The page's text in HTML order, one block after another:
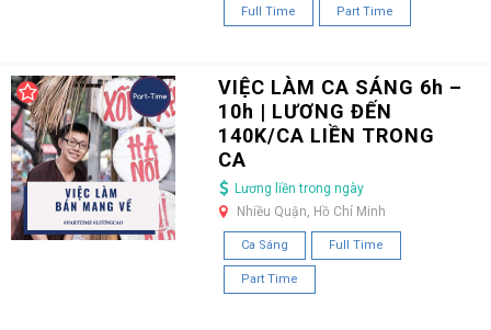
Full Time Part Time
VIỆC LÀM CA SÁNG 6h –
10h | LƯƠNG ĐẾN
140K/CA LIỀN TRONG
CA
Lương liền trong ngày
Nhiều Quận, Hồ Chí Minh
Ca Sáng Full Time
Part Time